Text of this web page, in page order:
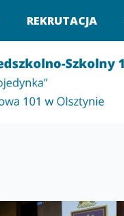
REKRUTACJA